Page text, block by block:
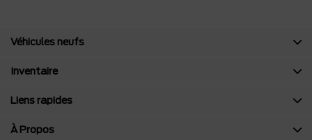
Véhicules neufs
Inventaire
Liens rapides
À Propos